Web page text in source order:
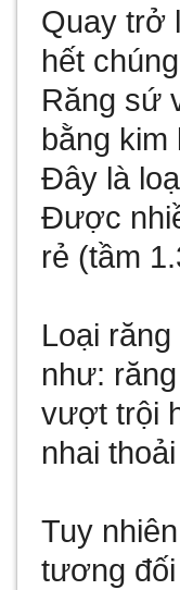
Quay trở
hết
Răng sứ
bằng
Đây là
Được
rẻ (tầm
Loại
như:
vượt trội
nhai
Tuy
tương